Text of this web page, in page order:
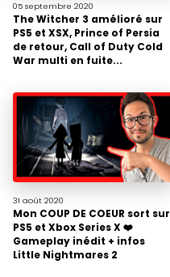
05 septembre 2020
The Witcher 3 amélioré sur
PS5 et XSX, Prince of Persia
de retour, Call of Duty Cold
War multi en fuite...
31 août 2020
Mon COUP DE COEUR sort sur
PS5 et Xbox Series X ❤️
Gameplay inédit + infos
Little Nightmares 2